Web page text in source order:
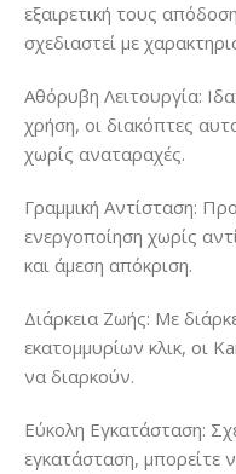
εξαιρετική τους
σχεδιαστεί με
Αθόρυβη Λειτουργία:
χρήση, οι διακόπτες
χωρίς αναταραχές.
Γραμμική Αντίσταση:
ενεργοποίηση χωρίς
και άμεση απόκριση.
Διάρκεια Ζωής: Με
εκατομμυρίων κλικ, οι
να διαρκούν.
Εύκολη Εγκατάσταση:
εγκατάσταση, μπορείτε